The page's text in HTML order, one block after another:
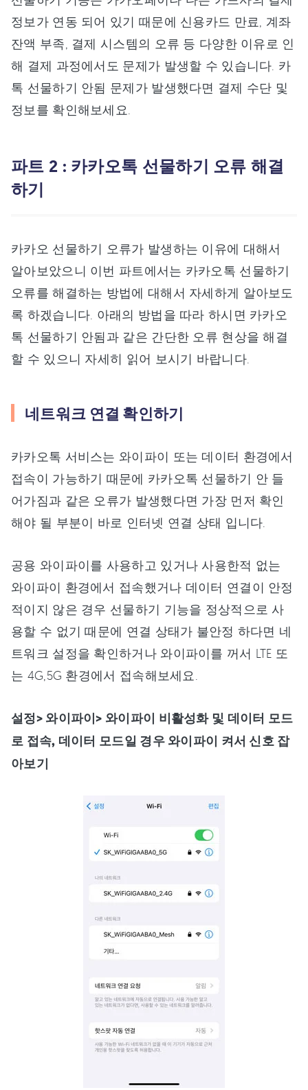
정보가 연동 되어 있기 때문에 신용카드 만료, 계좌
잔액 부족, 결제 시스템의 오류 등 다양한 이유로 인
해 결제 과정에서도 문제가 발생할 수 있습니다. 카
톡 선물하기 안됨 문제가 발생했다면 결제 수단 및
정보를 확인해보세요.
파트 2 : 카카오톡 선물하기 오류 해결
하기
카카오 선물하기 오류가 발생하는 이유에 대해서
알아보았으니 이번 파트에서는 카카오톡 선물하기
오류를 해결하는 방법에 대해서 자세하게 알아보도
록 하겠습니다. 아래의 방법을 따라 하시면 카카오
톡 선물하기 안됨과 같은 간단한 오류 현상을 해결
할 수 있으니 자세히 읽어 보시기 바랍니다.
네트워크 연결 확인하기
카카오톡 서비스는 와이파이 또는 데이터 환경에서
접속이 가능하기 때문에 카카오톡 선물하기 안 들
어가짐과 같은 오류가 발생했다면 가장 먼저 확인
해야 될 부분이 바로 인터넷 연결 상태 입니다.
공용 와이파이를 사용하고 있거나 사용한적 없는
와이파이 환경에서 접속했거나 데이터 연결이 안정
적이지 않은 경우 선물하기 기능을 정상적으로 사
용할 수 없기 때문에 연결 상태가 불안정 하다면 네
트워크 설정을 확인하거나 와이파이를 꺼서 LTE 또
는 4G,5G 환경에서 접속해보세요.
설정> 와이파이> 와이파이 비활성화 및 데이터 모드
로 접속, 데이터 모드일 경우 와이파이 켜서 신호 잡
아보기